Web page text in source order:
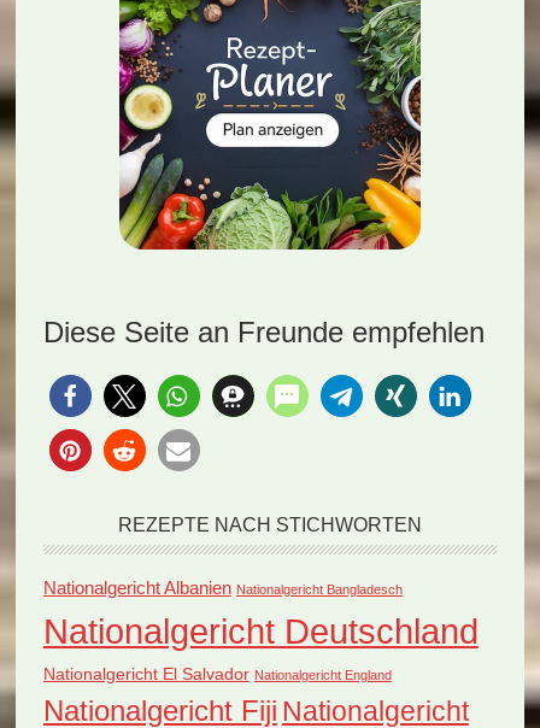
Diese Seite an Freunde empfehlen
REZEPTE NACH STICHWORTEN
Nationalgericht Albanien Nationalgericht Bangladesch
Nationalgericht Deutschland
Nationalgericht El Salvador Nationalgericht England
Nationalgericht Fiji Nationalgericht